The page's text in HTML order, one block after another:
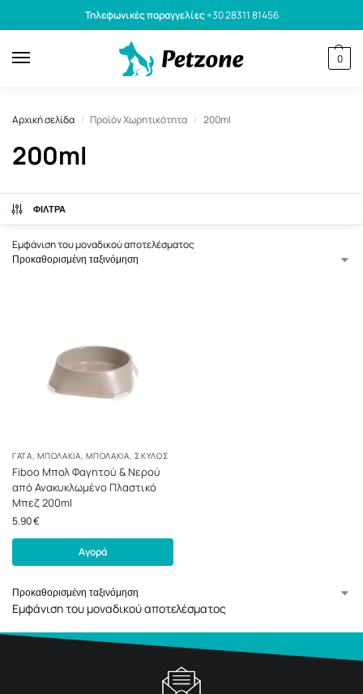
Τηλεφωνικές παραγγελίες+30 28311 81456
0
Αρχική σελίδα / Προϊόν Χωρητικότητα / 200ml
200ml
ΦΙΛΤΡΑ
Εμφάνιση του μοναδικού αποτελέσματος
ΓΆΤΑ,ΜΠΟΛΆΚΙΑ,ΜΠΟΛΆΚΙΑ,ΣΚΎΛΟΣ
Fiboo Μπολ Φαγητού & Νερού
από Ανακυκλωμένο Πλαστικό
Μπεζ 200ml
5.90€
Αγορά
Εμφάνιση του μοναδικού αποτελέσματος